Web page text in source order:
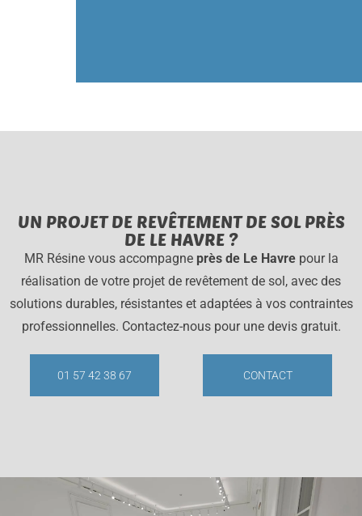
UN PROJET DE REVÊTEMENT DE SOL PRÈS
DE LE HAVRE ?
MR Résine vous accompagne près de Le Havrepour la
réalisation de votre projet de revêtement de sol, avec des
solutions durables, résistantes et adaptées à vos contraintes
professionnelles. Contactez-nous pour une devis gratuit.
01 57 42 38 67 CONTACT